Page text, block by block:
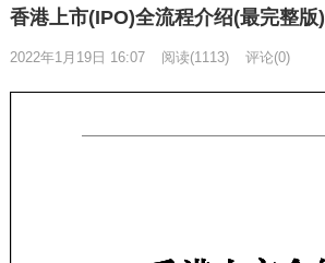
香港上市(IPO)全流程介绍(最完整版)
2022年1月19日 16:07 阅读(1113) 评论(0)